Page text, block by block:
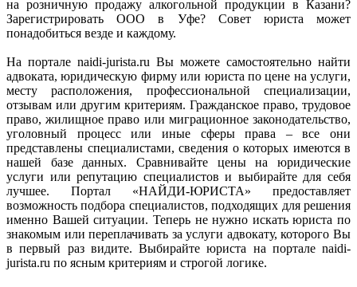
на розничную продажу алкогольной продукции в Казани?
Зарегистрировать ООО в Уфе? Совет юриста может
понадобиться везде и каждому.
На портале naidi-jurista.ru Вы можете самостоятельно найти
адвоката, юридическую фирму или юриста по цене на услуги,
месту расположения, профессиональной специализации,
отзывам или другим критериям. Гражданское право, трудовое
право, жилищное право или миграционное законодательство,
уголовный процесс или иные сферы права – все они
представлены специалистами, сведения о которых имеются в
нашей базе данных. Сравнивайте цены на юридические
услуги или репутацию специалистов и выбирайте для себя
лучшее. Портал «НАЙДИ-ЮРИСТА» предоставляет
возможность подбора специалистов, подходящих для решения
именно Вашей ситуации. Теперь не нужно искать юриста по
знакомым или переплачивать за услуги адвокату, которого Вы
в первый раз видите. Выбирайте юриста на портале naidi-
jurista.ru по ясным критериям и строгой логике.